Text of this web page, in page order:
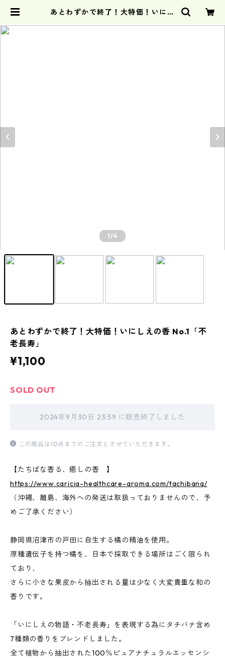
あとわずかで終了！大特価！いにし
neo公式オンラインショップ
1/4
あとわずかで終了！大特価！いにしえの香 No.1「不
老長寿」
¥1,100
SOLD OUT
2024年9月30日 23:59 に販売終了しました
この商品は10点までのご注文とさせていただきます。
【たちばな香る、癒しの香 】
https://www.caricia-healthcare-aroma.com/tachibana/
（沖縄、離島、海外への発送は取扱っておりませんので、予
めご了承ください）
静岡県沼津市の戸田に自生する橘の精油を使用。
原種遺伝子を持つ橘を、日本で採取できる場所はごく限られ
ており、
さらに小さな果皮から抽出される量は少なく大変貴重な和の
香りです。
「いにしえの物語・不老長寿」を表現する為にタチバナ含め
7種類の香りをブレンドしました。
全て植物から抽出された100％ピュアナチュラルエッセンシ